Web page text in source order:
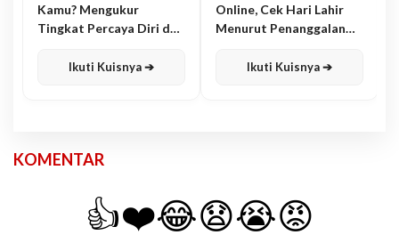
Kamu? Mengukur
Tingkat Percaya Diri dan
Ikuti Kuisnya ➔
Online, Cek Hari Lahir
Menurut Penanggalan
Ikuti Kuisnya ➔
KOMENTAR
👍❤️😂😧😭😡